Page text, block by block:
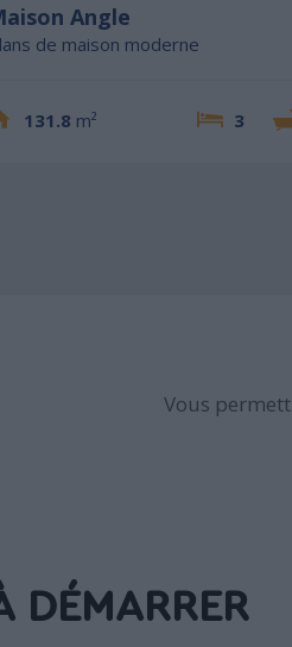
Angle
de maison moderne
131.8 m² 3
Vous
DÉMARRER